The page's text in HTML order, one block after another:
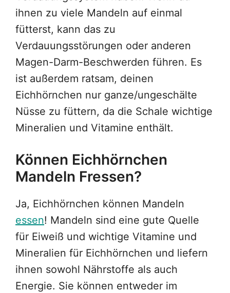
ihnen zu viele Mandeln auf einmal
fütterst, kann das zu
Verdauungsstörungen oder anderen
Magen-Darm-Beschwerden führen. Es
ist außerdem ratsam, deinen
Eichhörnchen nur ganze/ungeschälte
Nüsse zu füttern, da die Schale wichtige
Mineralien und Vitamine enthält.
Können Eichhörnchen
Mandeln Fressen?
Ja, Eichhörnchen können Mandeln
essen! Mandeln sind eine gute Quelle
für Eiweiß und wichtige Vitamine und
Mineralien für Eichhörnchen und liefern
ihnen sowohl Nährstoffe als auch
Energie. Sie können entweder im